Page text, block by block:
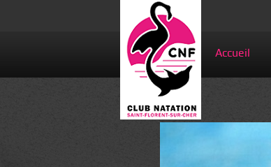
Accueil